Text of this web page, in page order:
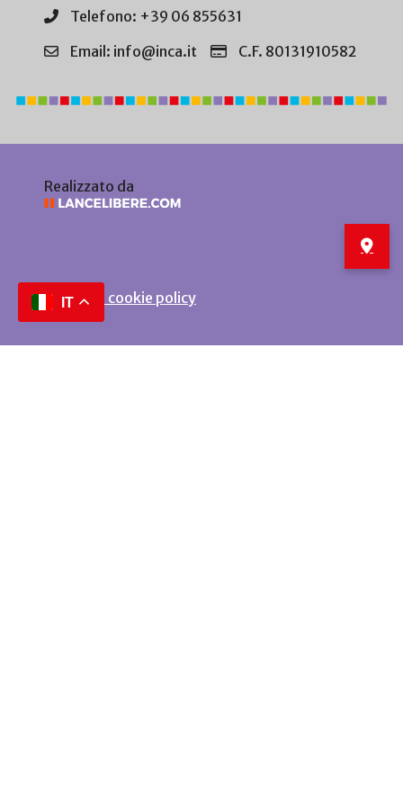
Telefono: +39 06 855631
Email: info@inca.it
C.F. 80131910582
Realizzato da
Privacy e cookie policy
IT